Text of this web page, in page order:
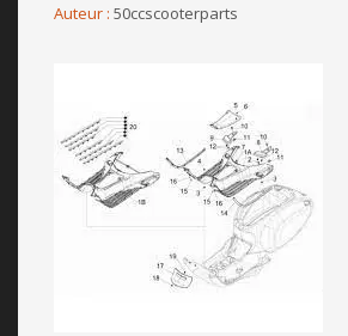
Auteur : 50ccscooterparts